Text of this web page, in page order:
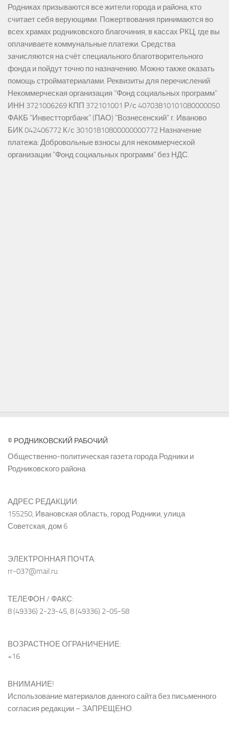
Родниках призываются все жители города и района, кто
считает себя верующими. Пожертвования принимаются во
всех храмах родниковского благочиния, в кассах РКЦ, где вы
оплачиваете коммунальные платежи. Средства
зачисляются на счёт специального благотворительного
фонда и пойдут точно по назначению. Можно также оказать
помощь стройматериалами. Реквизиты для перечислений
Некоммерческая организация "Фонд социальных программ"
ИНН 3721006269 КПП 372101001 Р/с 40703810101080000050
ФАКБ "Инвестторгбанк" (ПАО) "Вознесенский" г. Иваново
БИК 042406772 К/с 30101810800000000772 Назначение
платежа: Добровольные взносы для некоммерческой
организации "Фонд социальных программ" без НДС.
© РОДНИКОВСКИЙ РАБОЧИЙ
Общественно-политическая газета города Родники и
Родниковского района
АДРЕС РЕДАКЦИИ:
155250, Ивановская область, город Родники, улица
Советская, дом 6
ЭЛЕКТРОННАЯ ПОЧТА:
rr-037@mail.ru
ТЕЛЕФОН / ФАКС:
8 (49336) 2-23-45, 8 (49336) 2-05-58
ВОЗРАСТНОЕ ОГРАНИЧЕНИЕ:
+16
ВНИМАНИЕ!
Использование материалов данного сайта без письменного
согласия редакции – ЗАПРЕЩЕНО.